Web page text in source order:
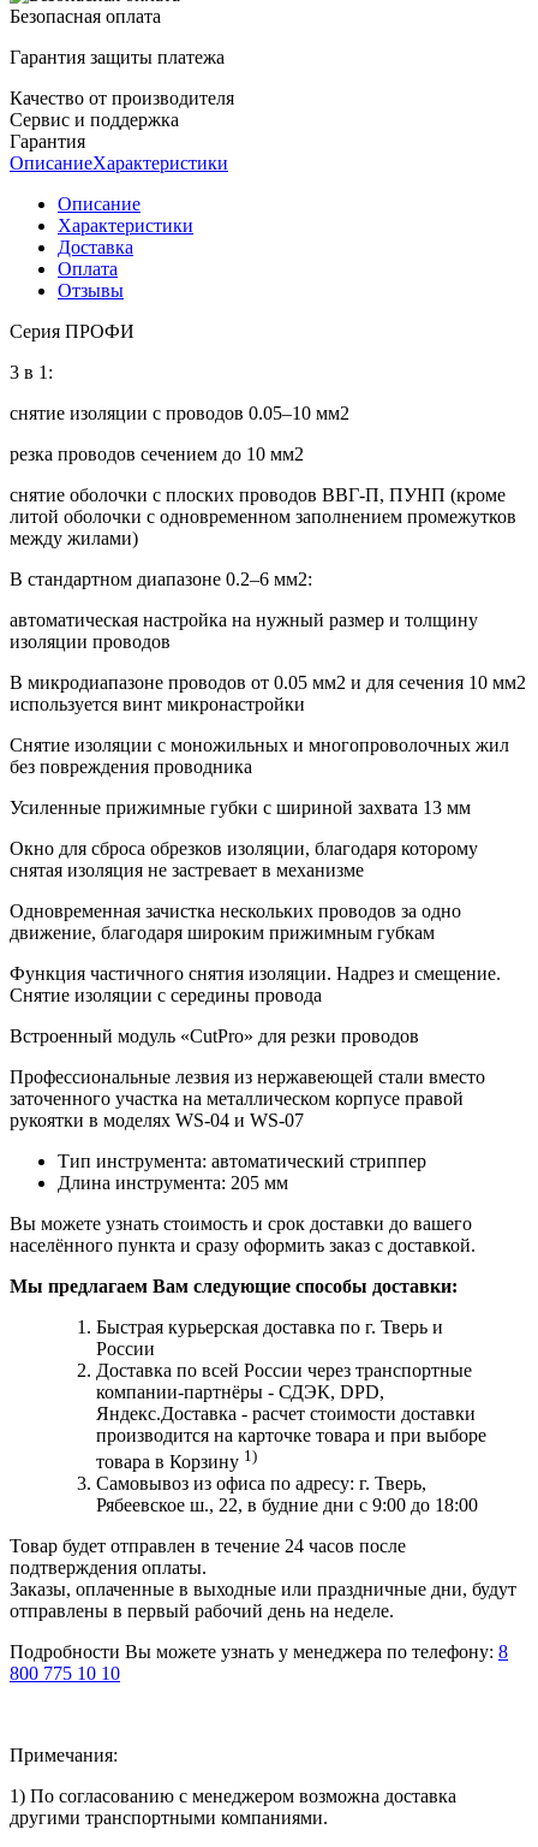
Безопасная оплата
Гарантия защиты платежа
Качество от производителя
Сервис и поддержка
Гарантия
ОписаниеХарактеристики
Описание
Характеристики
Доставка
Оплата
Отзывы
Серия ПРОФИ
3 в 1:
снятие изоляции с проводов 0.05–10 мм2
резка проводов сечением до 10 мм2
снятие оболочки с плоских проводов ВВГ-П, ПУНП (кроме
литой оболочки с одновременном заполнением промежутков
между жилами)
В стандартном диапазоне 0.2–6 мм2:
автоматическая настройка на нужный размер и толщину
изоляции проводов
В микродиапазоне проводов от 0.05 мм2 и для сечения 10 мм2
используется винт микронастройки
Снятие изоляции с моножильных и многопроволочных жил
без повреждения проводника
Усиленные прижимные губки с шириной захвата 13 мм
Окно для сброса обрезков изоляции, благодаря которому
снятая изоляция не застревает в механизме
Одновременная зачистка нескольких проводов за одно
движение, благодаря широким прижимным губкам
Функция частичного снятия изоляции. Надрез и смещение.
Снятие изоляции с середины провода
Встроенный модуль «CutPro» для резки проводов
Профессиональные лезвия из нержавеющей стали вместо
заточенного участка на металлическом корпусе правой
рукоятки в моделях WS-04 и WS-07
Тип инструмента: автоматический стриппер
Длина инструмента: 205 мм
Вы можете узнать стоимость и срок доставки до вашего
населённого пункта и сразу оформить заказ с доставкой.
Мы предлагаем Вам следующие способы доставки:
Быстрая курьерская доставка по г. Тверь и
России
Доставка по всей России через транспортные
компании-партнёры - СДЭК, DPD,
Яндекс.Доставка - расчет стоимости доставки
производится на карточке товара и при выборе
товара в Корзину 1)
Самовывоз из офиса по адресу: г. Тверь,
Рябеевское ш., 22, в будние дни с 9:00 до 18:00
Товар будет отправлен в течение 24 часов после
подтверждения оплаты.
Заказы, оплаченные в выходные или праздничные дни, будут
отправлены в первый рабочий день на неделе.
Подробности Вы можете узнать у менеджера по телефону: 8
800 775 10 10
Примечания:
1) По согласованию с менеджером возможна доставка
другими транспортными компаниями.